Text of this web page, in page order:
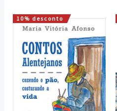
10% desconto
O
preço
original
era:
10,00 €.
O
preço
atual
é:
9,00 €.